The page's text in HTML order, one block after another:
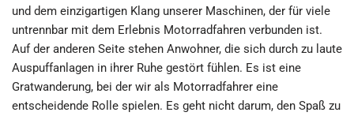
und dem einzigartigen Klang unserer Maschinen, der für viele
untrennbar mit dem Erlebnis Motorradfahren verbunden ist.
Auf der anderen Seite stehen Anwohner, die sich durch zu laute
Auspuffanlagen in ihrer Ruhe gestört fühlen. Es ist eine
Gratwanderung, bei der wir als Motorradfahrer eine
entscheidende Rolle spielen. Es geht nicht darum, den Spaß zu